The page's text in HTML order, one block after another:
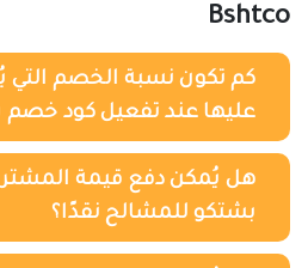
Bshtco
كم تكون نسبة الخصم التي
عليها عند تفعيل كود
هل يُمكن دفع قيمة
بشتكو للمشالح نقدًا؟